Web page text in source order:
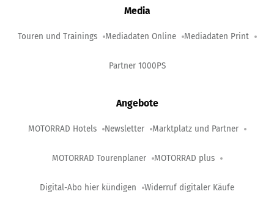
Media
Touren und Trainings Mediadaten Online Mediadaten Print
Partner 1000PS
Angebote
MOTORRAD Hotels Newsletter Marktplatz und Partner
MOTORRAD Tourenplaner MOTORRAD plus
Digital-Abo hier kündigen Widerruf digitaler Käufe